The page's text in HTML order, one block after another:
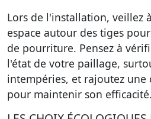
Lors de l'installation, veillez
espace autour des tiges
de pourriture. Pensez à
l'état de votre paillage,
intempéries, et rajoutez une
pour maintenir son efficacité.